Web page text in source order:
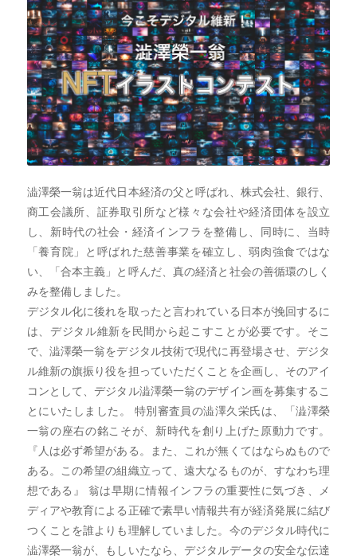
澁澤榮一翁は近代日本経済の父と呼ばれ、株式会社、銀行、
商工会議所、証券取引所など様々な会社や経済団体を設立
し、新時代の社会・経済インフラを整備し、同時に、当時
「養育院」と呼ばれた慈善事業を確立し、弱肉強食ではな
い、「合本主義」と呼んだ、真の経済と社会の善循環のしく
みを整備しました。
デジタル化に後れを取ったと言われている日本が挽回するに
は、デジタル維新を民間から起こすことが必要です。そこ
で、澁澤榮一翁をデジタル技術で現代に再登場させ、デジタ
ル維新の旗振り役を担っていただくことを企画し、そのアイ
コンとして、デジタル澁澤榮一翁のデザイン画を募集するこ
とにいたしました。 特別審査員の澁澤久栄氏は、「澁澤榮
一翁の座右の銘こそが、新時代を創り上げた原動力です。
『人は必ず希望がある。また、これが無くてはならぬもので
ある。この希望の組織立って、遠大なるものが、すなわち理
想である』 翁は早期に情報インフラの重要性に気づき、メ
ディアや教育による正確で素早い情報共有が経済発展に結び
つくことを誰よりも理解していました。今のデジタル時代に
澁澤榮一翁が、もしいたなら、デジタルデータの安全な伝達